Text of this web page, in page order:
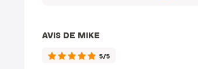
AVIS DE MIKE
5/5